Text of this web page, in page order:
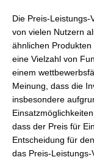
Die Preis-Leistungs-
von vielen Nutzern
ähnlichen
eine Vielzahl von
einem
Meinung, dass die
insbesondere
dass der Preis für
Entscheidung für
das Preis-Leistungs-